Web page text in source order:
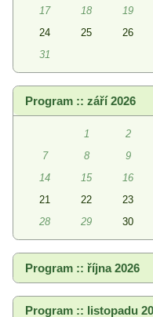
17
18 19
24
25 26
31
Program :: září 2026
1 2
7
8 9
14
15 16
21
22 23
28
29 30
Program :: října 2026
Program :: listopadu